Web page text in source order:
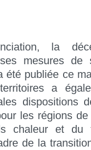
la
mesures de
été publiée ce
a
dispositions
les régions
chaleur et du
de la